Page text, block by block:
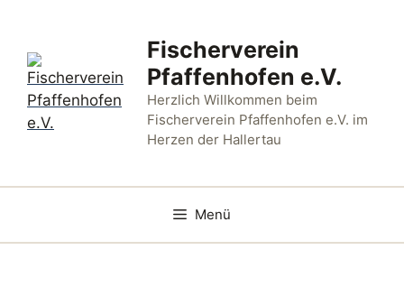
springen
Fischerverein
Pfaffenhofen e.V.
Herzlich Willkommen beim
Fischerverein Pfaffenhofen e.V. im
Herzen der Hallertau
Menü